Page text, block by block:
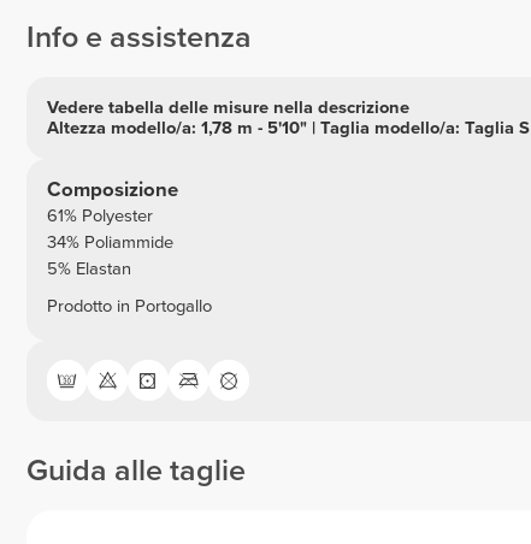
Info e assistenza
Vedere tabella delle misure nella descrizione
Altezza modello/a: 1,78 m - 5'10" | Taglia modello/a: Taglia S
Composizione
61% Polyester
34% Poliammide
5% Elastan
Prodotto in Portogallo
Guida alle taglie